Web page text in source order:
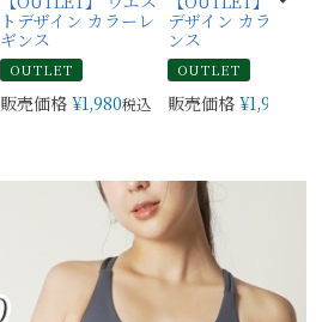
トデザイン カラーレ
ギンス
OUTLET
販売価格 ¥1,980税込
デザイン カラーレ
ンス
OUTLET
販売価格 ¥1,980